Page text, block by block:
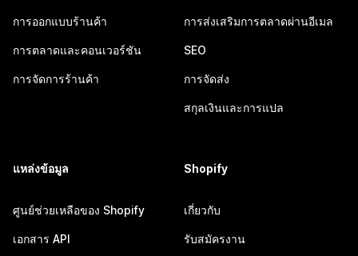
การออกแบบร้านค้า
การตลาดและคอนเวอร์ชัน
การจัดการร้านค้า
การส่งเสริมการตลาดผ่านอีเมล
SEO
การจัดส่ง
สกุลเงินและการแปล
แหล่งข้อมูล
ศูนย์ช่วยเหลือของ Shopify
เอกสาร API
Shopify
เกี่ยวกับ
รับสมัครงาน